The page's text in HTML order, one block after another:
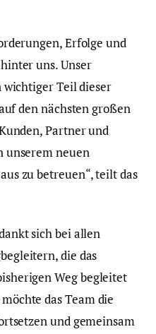
Erfolge und
uns. Unser
Teil dieser
den nächsten großen
Partner und
neuen
zu betreuen“, teilt das
sich bei allen
die das
Weg begleitet
das Team die
und gemeinsam